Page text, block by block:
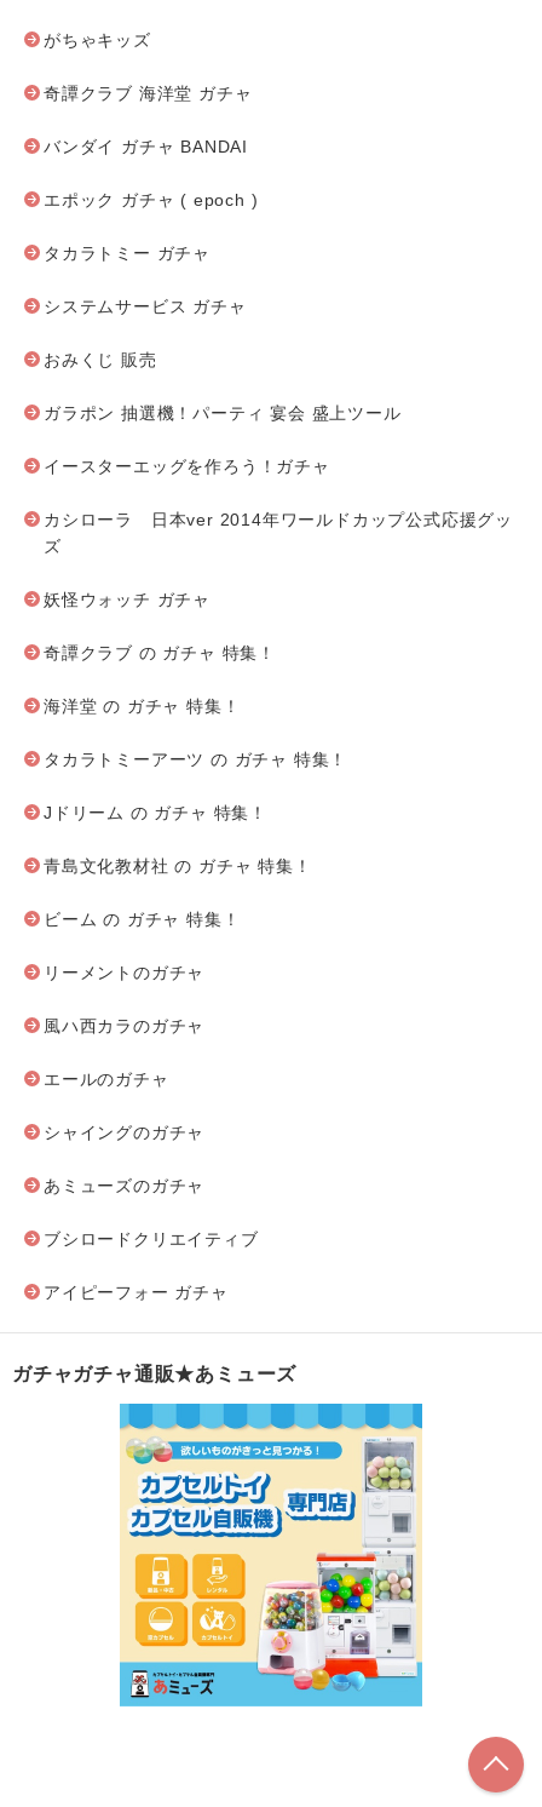
がちゃキッズ
奇譚クラブ 海洋堂 ガチャ
バンダイ ガチャ BANDAI
エポック ガチャ ( epoch )
タカラトミー ガチャ
システムサービス ガチャ
おみくじ 販売
ガラポン 抽選機！パーティ 宴会 盛上ツール
イースターエッグを作ろう！ガチャ
カシローラ 日本ver 2014年ワールドカップ公式応援グッ
ズ
妖怪ウォッチ ガチャ
奇譚クラブ の ガチャ 特集！
海洋堂 の ガチャ 特集！
タカラトミーアーツ の ガチャ 特集！
Jドリーム の ガチャ 特集！
青島文化教材社 の ガチャ 特集！
ビーム の ガチャ 特集！
リーメントのガチャ
風ハ西カラのガチャ
エールのガチャ
シャイングのガチャ
あミューズのガチャ
ブシロードクリエイティブ
アイピーフォー ガチャ
ガチャガチャ通販★あミューズ